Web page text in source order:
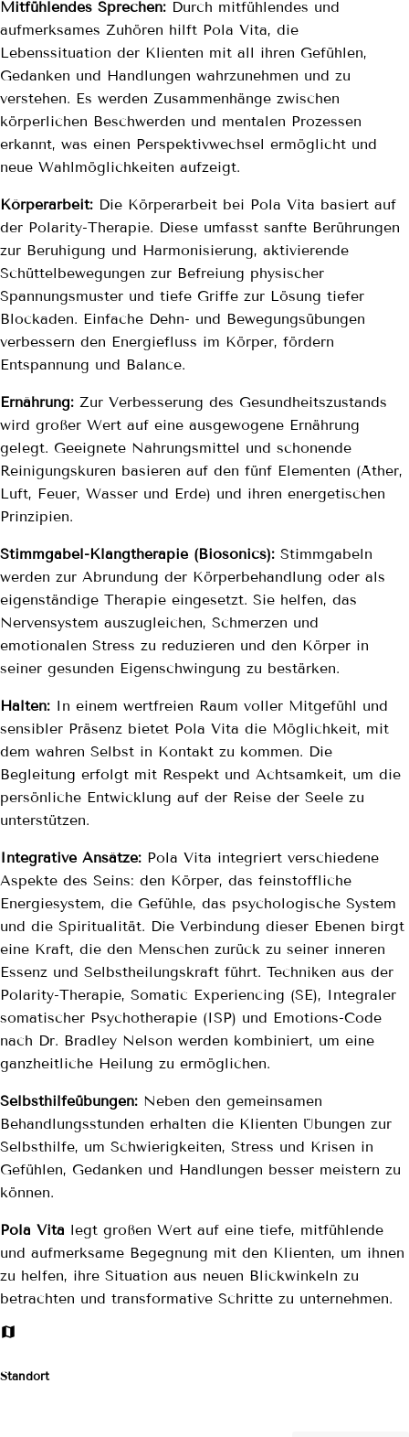
Mitfühlendes Sprechen: Durch mitfühlendes und
aufmerksames Zuhören hilft Pola Vita, die
Lebenssituation der Klienten mit all ihren Gefühlen,
Gedanken und Handlungen wahrzunehmen und zu
verstehen. Es werden Zusammenhänge zwischen
körperlichen Beschwerden und mentalen Prozessen
erkannt, was einen Perspektivwechsel ermöglicht und
neue Wahlmöglichkeiten aufzeigt.
Körperarbeit: Die Körperarbeit bei Pola Vita basiert auf
der Polarity-Therapie. Diese umfasst sanfte Berührungen
zur Beruhigung und Harmonisierung, aktivierende
Schüttelbewegungen zur Befreiung physischer
Spannungsmuster und tiefe Griffe zur Lösung tiefer
Blockaden. Einfache Dehn- und Bewegungsübungen
verbessern den Energiefluss im Körper, fördern
Entspannung und Balance.
Ernährung: Zur Verbesserung des Gesundheitszustands
wird großer Wert auf eine ausgewogene Ernährung
gelegt. Geeignete Nahrungsmittel und schonende
Reinigungskuren basieren auf den fünf Elementen (Äther,
Luft, Feuer, Wasser und Erde) und ihren energetischen
Prinzipien.
Stimmgabel-Klangtherapie (Biosonics): Stimmgabeln
werden zur Abrundung der Körperbehandlung oder als
eigenständige Therapie eingesetzt. Sie helfen, das
Nervensystem auszugleichen, Schmerzen und
emotionalen Stress zu reduzieren und den Körper in
seiner gesunden Eigenschwingung zu bestärken.
Halten: In einem wertfreien Raum voller Mitgefühl und
sensibler Präsenz bietet Pola Vita die Möglichkeit, mit
dem wahren Selbst in Kontakt zu kommen. Die
Begleitung erfolgt mit Respekt und Achtsamkeit, um die
persönliche Entwicklung auf der Reise der Seele zu
unterstützen.
Integrative Ansätze: Pola Vita integriert verschiedene
Aspekte des Seins: den Körper, das feinstoffliche
Energiesystem, die Gefühle, das psychologische System
und die Spiritualität. Die Verbindung dieser Ebenen birgt
eine Kraft, die den Menschen zurück zu seiner inneren
Essenz und Selbstheilungskraft führt. Techniken aus der
Polarity-Therapie, Somatic Experiencing (SE), Integraler
somatischer Psychotherapie (ISP) und Emotions-Code
nach Dr. Bradley Nelson werden kombiniert, um eine
ganzheitliche Heilung zu ermöglichen.
Selbsthilfeübungen: Neben den gemeinsamen
Behandlungsstunden erhalten die Klienten Übungen zur
Selbsthilfe, um Schwierigkeiten, Stress und Krisen in
Gefühlen, Gedanken und Handlungen besser meistern zu
können.
Pola Vita legt großen Wert auf eine tiefe, mitfühlende
und aufmerksame Begegnung mit den Klienten, um ihnen
zu helfen, ihre Situation aus neuen Blickwinkeln zu
betrachten und transformative Schritte zu unternehmen.
Standort